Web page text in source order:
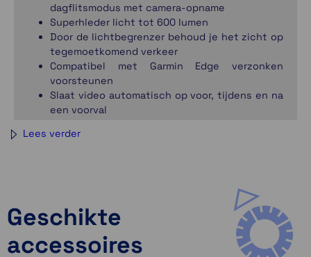
dagflitsmodus met camera-opname
Superhleder licht tot 600 lumen
Door de lichtbegrenzer behoud je het zicht op
tegemoetkomend verkeer
Compatibel met Garmin Edge verzonken
voorsteunen
Slaat video automatisch op voor, tijdens en na
een voorval
Lees verder
Geschikte
accessoires